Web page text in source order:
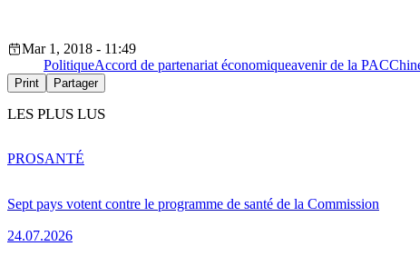
Mar 1, 2018 - 11:49
PolitiqueAccord de partenariat économiqueavenir de la PAC
Print Partager
LES PLUS LUS
Sept pays votent contre le programme de santé de la Commission
24.07.2026
PROSANTÉ